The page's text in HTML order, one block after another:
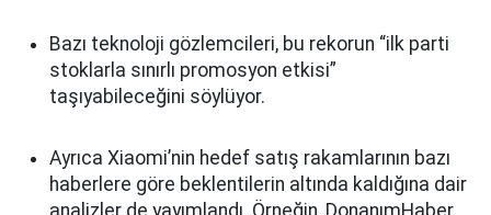
Bazı teknoloji gözlemcileri, bu rekorun “ilk parti
stoklarla sınırlı promosyon etkisi”
taşıyabileceğini söylüyor.
Ayrıca Xiaomi’nin hedef satış rakamlarının bazı
haberlere göre beklentilerin altında kaldığına dair